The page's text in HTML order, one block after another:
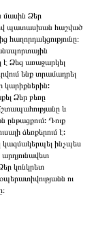
Ձեր
պատասխան հաշված
է Ձեզ առաջարկել
ենք տրամադրել
կարիքներին:
Ձեր բեռը
և
ընթացքում: Դուք
ձեռքերում է:
կազմակերպել ինչպես
կոնկրետ
ու